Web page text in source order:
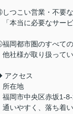
つこい営業・不要
「本当に必要なサー
岡都市圏のすべて
他社様が取り扱って
アクセス
所在地
福岡市中央区赤坂1-8-
通いやすく、落ち着い